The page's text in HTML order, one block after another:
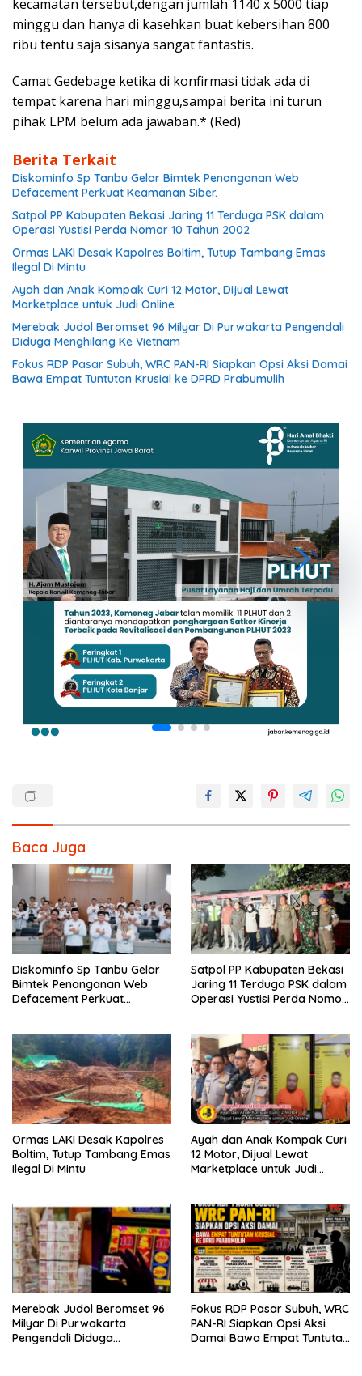
kecamatan tersebut,dengan jumlah 1140 x 5000 tiap
minggu dan hanya di kasehkan buat kebersihan 800
ribu tentu saja sisanya sangat fantastis.
Camat Gedebage ketika di konfirmasi tidak ada di
tempat karena hari minggu,sampai berita ini turun
pihak LPM belum ada jawaban.* (Red)
Berita Terkait
Diskominfo Sp Tanbu Gelar Bimtek Penanganan Web
Defacement Perkuat Keamanan Siber.
Satpol PP Kabupaten Bekasi Jaring 11 Terduga PSK dalam
Operasi Yustisi Perda Nomor 10 Tahun 2002
Ormas LAKI Desak Kapolres Boltim, Tutup Tambang Emas
Ilegal Di Mintu
Ayah dan Anak Kompak Curi 12 Motor, Dijual Lewat
Marketplace untuk Judi Online
Merebak Judol Beromset 96 Milyar Di Purwakarta Pengendali
Diduga Menghilang Ke Vietnam
Fokus RDP Pasar Subuh, WRC PAN-RI Siapkan Opsi Aksi Damai
Bawa Empat Tuntutan Krusial ke DPRD Prabumulih
Baca Juga
Diskominfo Sp Tanbu Gelar
Bimtek Penanganan Web
Defacement Perkuat
Satpol PP Kabupaten Bekasi
Jaring 11 Terduga PSK dalam
Operasi Yustisi Perda Nomor
Ormas LAKI Desak Kapolres
Boltim, Tutup Tambang Emas
Ilegal Di Mintu
Ayah dan Anak Kompak Curi
12 Motor, Dijual Lewat
Marketplace untuk Judi
Merebak Judol Beromset 96
Milyar Di Purwakarta
Pengendali Diduga
Fokus RDP Pasar Subuh, WRC
PAN-RI Siapkan Opsi Aksi
Damai Bawa Empat Tuntutan